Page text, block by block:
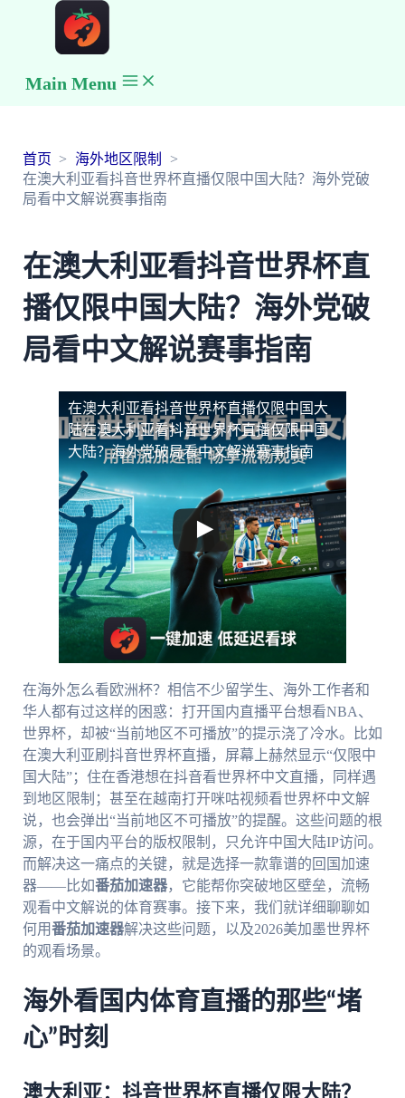
Main Menu
首页
海外地区限制
在澳大利亚看抖音世界杯直播仅限中国大陆？海外党破
局看中文解说赛事指南
在澳大利亚看抖音世界杯直
播仅限中国大陆？海外党破
局看中文解说赛事指南
在澳大利亚看抖音世界杯直播仅限中国大
陆在澳大利亚看抖音世界杯直播仅限中国
大陆？海外党破局看中文解说赛事指南
在海外怎么看欧洲杯？相信不少留学生、海外工作者和
华人都有过这样的困惑：打开国内直播平台想看NBA、
世界杯，却被“当前地区不可播放”的提示浇了冷水。比如
在澳大利亚刷抖音世界杯直播，屏幕上赫然显示“仅限中
国大陆”；住在香港想在抖音看世界杯中文直播，同样遇
到地区限制；甚至在越南打开咪咕视频看世界杯中文解
说，也会弹出“当前地区不可播放”的提醒。这些问题的根
源，在于国内平台的版权限制，只允许中国大陆IP访问。
而解决这一痛点的关键，就是选择一款靠谱的回国加速
器——比如番茄加速器，它能帮你突破地区壁垒，流畅
观看中文解说的体育赛事。接下来，我们就详细聊聊如
何用番茄加速器解决这些问题，以及2026美加墨世界杯
的观看场景。
海外看国内体育直播的那些“堵
心”时刻
澳大利亚：抖音世界杯直播仅限大陆？